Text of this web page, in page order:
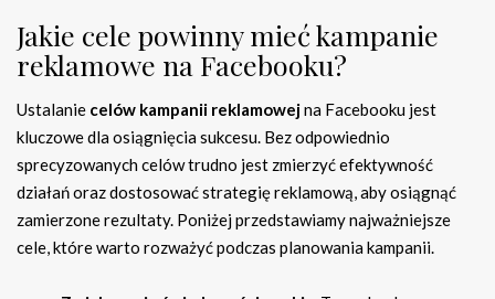
Jakie cele powinny mieć kampanie
reklamowe na Facebooku?
Ustalanie celów kampanii reklamowejna Facebooku jest
kluczowe dla osiągnięcia sukcesu. Bez odpowiednio
sprecyzowanych celów trudno jest zmierzyć efektywność
działań oraz dostosować strategię reklamową, aby osiągnąć
zamierzone rezultaty. Poniżej przedstawiamy najważniejsze
cele, które warto rozważyć podczas planowania kampanii.